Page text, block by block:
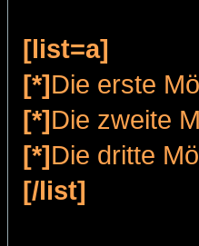
[list=a]
[*]Die erste
[*]Die zweite
[*]Die dritte
[/list]